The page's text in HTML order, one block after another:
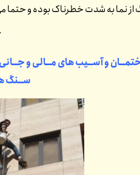
نما به شدت خطرناک بوده و حتما
و آســیب های مــالی و
ســنگ